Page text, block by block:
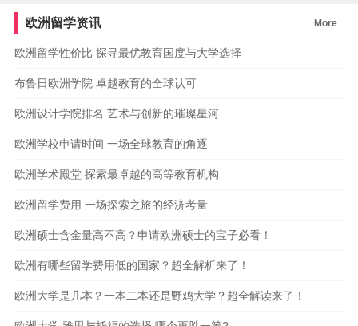
欧洲留学资讯 More
欧洲留学性价比 探寻最优教育国度与大学选择
布鲁日欧洲学院 卓越教育的全球认可
欧洲设计学院排名 艺术与创新的璀璨星河
欧洲学校申请时间 一场全球教育的角逐
欧洲学术殿堂 探索最卓越的高等教育机构
欧洲留学费用 一场探索之旅的经济考量
欧洲硕士含金量高不高？申请欧洲硕士的宝子必看！
欧洲有哪些留学费用低的国家？超全解析来了！
欧洲大学是几本？一本二本还是野鸡大学？超全解读来了！